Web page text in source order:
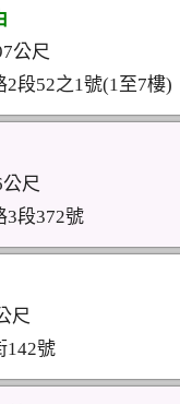
公尺
段52之1號(1至7樓)
尺
3段372號
尺
142號